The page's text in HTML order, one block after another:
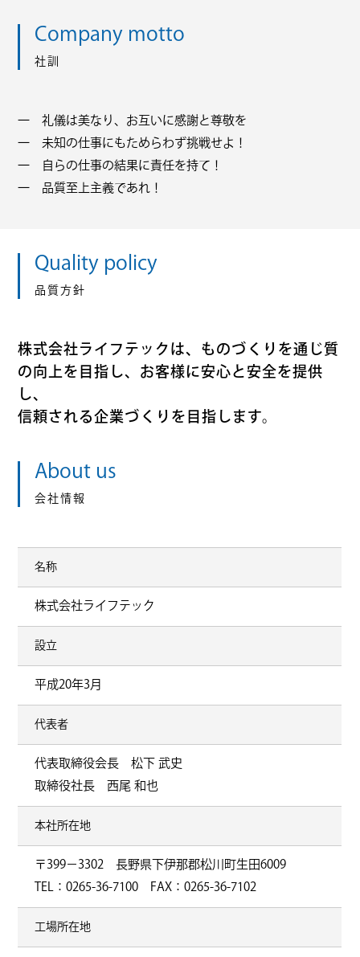
Company motto
社訓
一 礼儀は美なり、お互いに感謝と尊敬を
一 未知の仕事にもためらわず挑戦せよ！
一 自らの仕事の結果に責任を持て！
一 品質至上主義であれ！
Quality policy
品質方針
株式会社ライフテックは、ものづくりを通じ質
の向上を目指し、お客様に安心と安全を提供
し、
信頼される企業づくりを目指します。
About us
会社情報
名称
株式会社ライフテック
設立
平成20年3月
代表者
代表取締役会長 松下 武史
取締役社長 西尾 和也
本社所在地
〒399−3302 長野県下伊那郡松川町生田6009
TEL：0265-36-7100 FAX：0265-36-7102
工場所在地